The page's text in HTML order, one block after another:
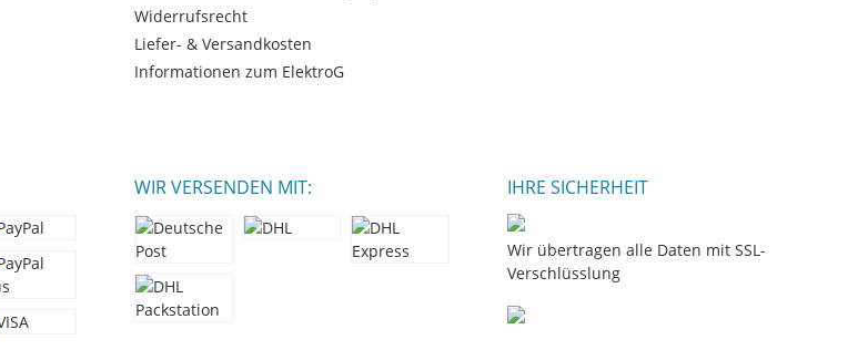
Widerrufsrecht
Liefer- & Versandkosten
Informationen zum ElektroG
WIR VERSENDEN MIT: IHRE SICHERHEIT
Wir übertragen alle Daten mit SSL-
Verschlüsslung